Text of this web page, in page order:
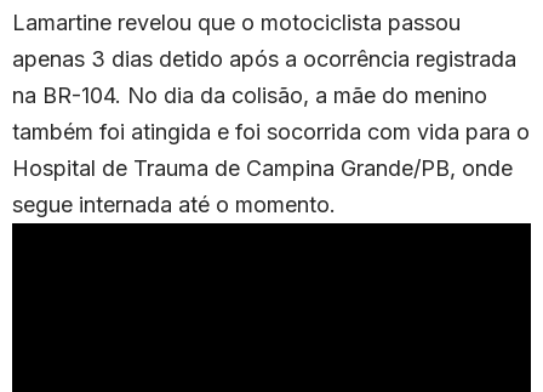
Lamartine revelou que o motociclista passou
apenas 3 dias detido após a ocorrência registrada
na BR-104. No dia da colisão, a mãe do menino
também foi atingida e foi socorrida com vida para o
Hospital de Trauma de Campina Grande/PB, onde
segue internada até o momento.